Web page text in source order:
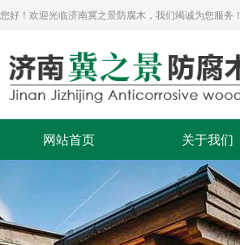
您好！欢迎光临济南冀之景防腐木，我们竭诚为您服务！
网站首页 关于我们